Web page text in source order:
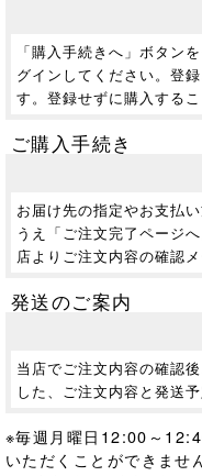
「購入手続きへ」ボタン
グインしてください。登
す。登録せずに購入する
ご購入手続き
お届け先の指定やお支払
うえ「ご注文完了ページ
店よりご注文内容の確認
発送のご案内
当店でご注文内容の確認
した、ご注文内容と発送
※毎週月曜日12:00～
いただくことができませ